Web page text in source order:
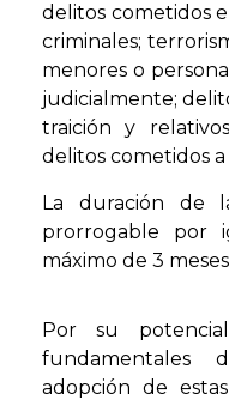
delitos cometidos
criminales;
menores o
judicialmente;
traición y
delitos cometidos
La duración de
prorrogable por
máximo de 3
Por su
fundamentales
adopción de